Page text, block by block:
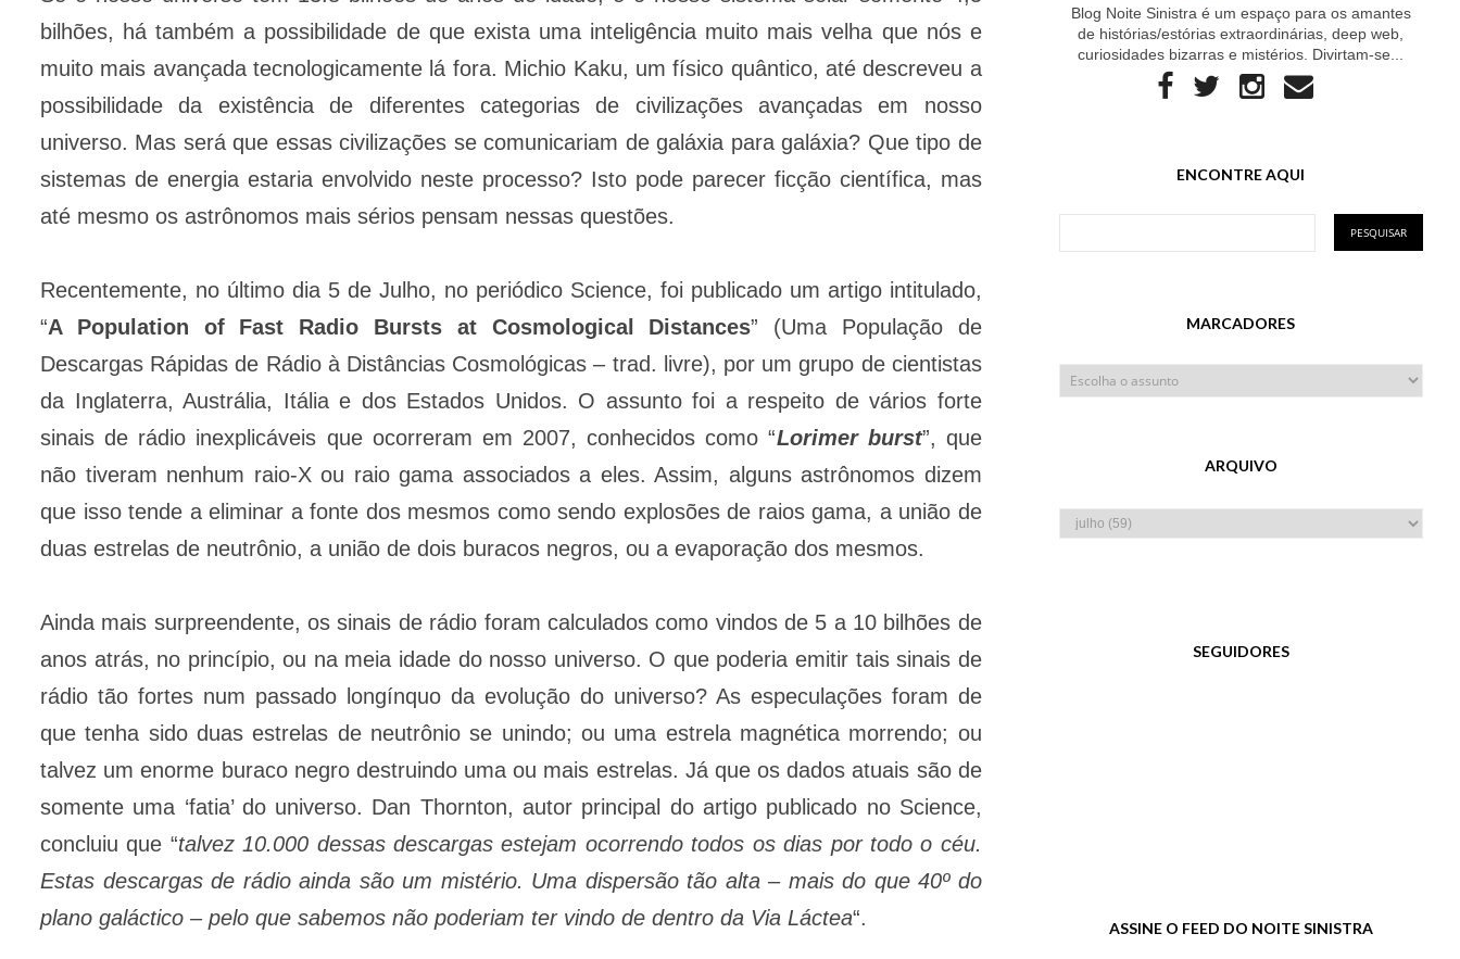
bilhões, há também a possibilidade de que exista uma inteligência muito mais velha que nós e
muito mais avançada tecnologicamente lá fora. Michio Kaku, um físico quântico, até descreveu a
possibilidade da existência de diferentes categorias de civilizações avançadas em nosso
universo. Mas será que essas civilizações se comunicariam de galáxia para galáxia? Que tipo de
sistemas de energia estaria envolvido neste processo? Isto pode parecer ficção científica, mas
até mesmo os astrônomos mais sérios pensam nessas questões.
Recentemente, no último dia 5 de Julho, no periódico Science, foi publicado um artigo intitulado,
“A Population of Fast Radio Bursts at Cosmological Distances” (Uma População de
Descargas Rápidas de Rádio à Distâncias Cosmológicas – trad. livre), por um grupo de cientistas
da Inglaterra, Austrália, Itália e dos Estados Unidos. O assunto foi a respeito de vários forte
sinais de rádio inexplicáveis que ocorreram em 2007, conhecidos como “Lorimer burst”, que
não tiveram nenhum raio-X ou raio gama associados a eles. Assim, alguns astrônomos dizem
que isso tende a eliminar a fonte dos mesmos como sendo explosões de raios gama, a união de
duas estrelas de neutrônio, a união de dois buracos negros, ou a evaporação dos mesmos.
Ainda mais surpreendente, os sinais de rádio foram calculados como vindos de 5 a 10 bilhões de
anos atrás, no princípio, ou na meia idade do nosso universo. O que poderia emitir tais sinais de
rádio tão fortes num passado longínquo da evolução do universo? As especulações foram de
que tenha sido duas estrelas de neutrônio se unindo; ou uma estrela magnética morrendo; ou
talvez um enorme buraco negro destruindo uma ou mais estrelas. Já que os dados atuais são de
somente uma ‘fatia’ do universo. Dan Thornton, autor principal do artigo publicado no Science,
concluiu que “talvez 10.000 dessas descargas estejam ocorrendo todos os dias por todo o céu.
Estas descargas de rádio ainda são um mistério. Uma dispersão tão alta – mais do que 40º do
plano galáctico – pelo que sabemos não poderiam ter vindo de dentro da Via Láctea“.
Blog Noite Sinistra é um espaço para os amantes
de histórias/estórias extraordinárias, deep web,
curiosidades bizarras e mistérios. Divirtam-se...
ENCONTRE AQUI
MARCADORES
ARQUIVO
SEGUIDORES
ASSINE O FEED DO NOITE SINISTRA